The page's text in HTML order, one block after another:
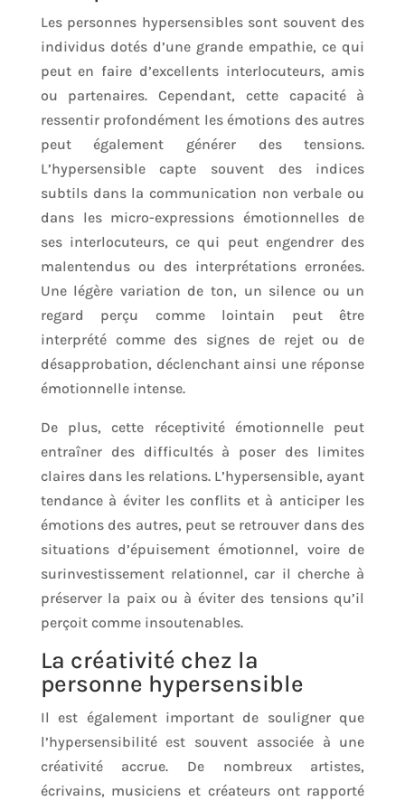
Les personnes hypersensibles sont souvent des
individus dotés d’une grande empathie, ce qui
peut en faire d’excellents interlocuteurs, amis
ou partenaires. Cependant, cette capacité à
ressentir profondément les émotions des autres
peut également générer des tensions.
L’hypersensible capte souvent des indices
subtils dans la communication non verbale ou
dans les micro-expressions émotionnelles de
ses interlocuteurs, ce qui peut engendrer des
malentendus ou des interprétations erronées.
Une légère variation de ton, un silence ou un
regard perçu comme lointain peut être
interprété comme des signes de rejet ou de
désapprobation, déclenchant ainsi une réponse
émotionnelle intense.
De plus, cette réceptivité émotionnelle peut
entraîner des difficultés à poser des limites
claires dans les relations. L’hypersensible, ayant
tendance à éviter les conflits et à anticiper les
émotions des autres, peut se retrouver dans des
situations d’épuisement émotionnel, voire de
surinvestissement relationnel, car il cherche à
préserver la paix ou à éviter des tensions qu’il
perçoit comme insoutenables.
La créativité chez la
personne hypersensible
Il est également important de souligner que
l’hypersensibilité est souvent associée à une
créativité accrue. De nombreux artistes,
écrivains, musiciens et créateurs ont rapporté